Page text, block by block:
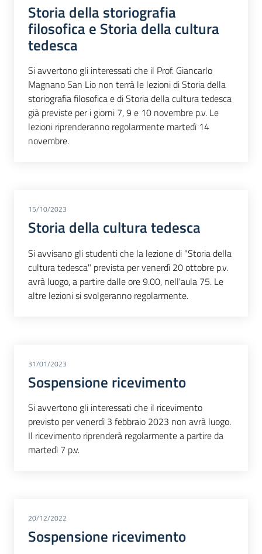
Storia della storiografia
filosofica e Storia della cultura
tedesca
Si avvertono gli interessati che il Prof. Giancarlo
Magnano San Lio non terrà le lezioni di Storia della
storiografia filosofica e di Storia della cultura tedesca
già previste per i giorni 7, 9 e 10 novembre p.v. Le
lezioni riprenderanno regolarmente martedì 14
novembre.
15/10/2023
Storia della cultura tedesca
Si avvisano gli studenti che la lezione di "Storia della
cultura tedesca" prevista per venerdì 20 ottobre p.v.
avrà luogo, a partire dalle ore 9.00, nell'aula 75. Le
altre lezioni si svolgeranno regolarmente.
31/01/2023
Sospensione ricevimento
Si avvertono gli interessati che il ricevimento
previsto per venerdì 3 febbraio 2023 non avrà luogo.
Il ricevimento riprenderà regolarmente a partire da
martedì 7 p.v.
20/12/2022
Sospensione ricevimento